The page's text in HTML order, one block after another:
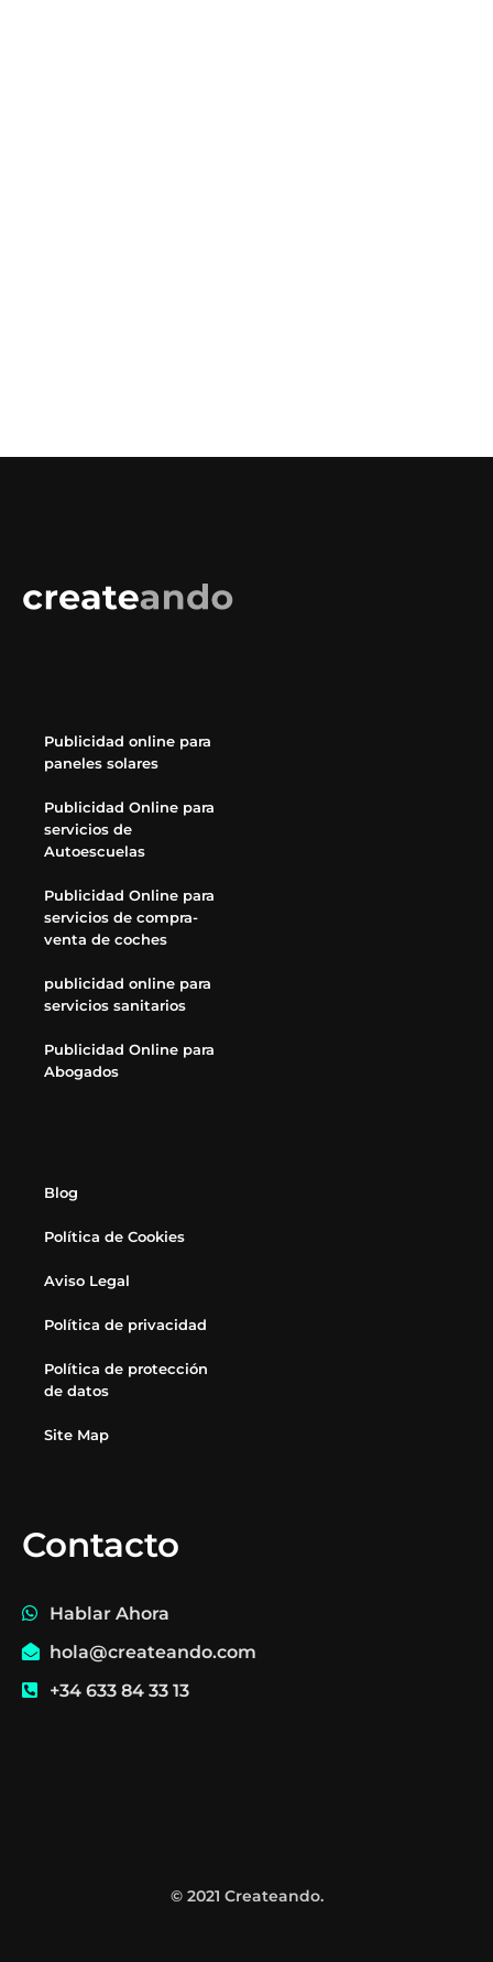
Publicidad online para
paneles solares
Publicidad Online para
servicios de
Autoescuelas
Publicidad Online para
servicios de compra-
venta de coches
publicidad online para
servicios sanitarios
Publicidad Online para
Abogados
Blog
Política de Cookies
Aviso Legal
Política de privacidad
Política de protección
de datos
Site Map
Contacto
Hablar Ahora
hola@createando.com
+34 633 84 33 13
© 2021 Createando.